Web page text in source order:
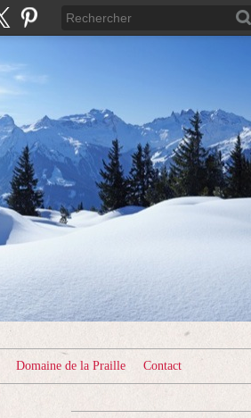
Domaine de la Praille Contact